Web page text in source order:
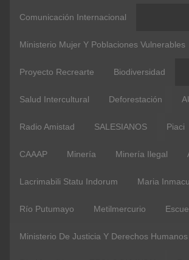
Comunicación Internacional
Ministerio Mujer Y Poblaciones Vulnerables
Proyecto Recrearte Biodiversidad
Salud Intercultural Deforestación
Radio Amistad SALESIANOS Piaci
CAAAP Minería Minería Ilegal
Lacrimabili Statu Indorum Maria
Río Putumayo Metilmercurio
Ministerio De Justicia Y Derechos Humanos